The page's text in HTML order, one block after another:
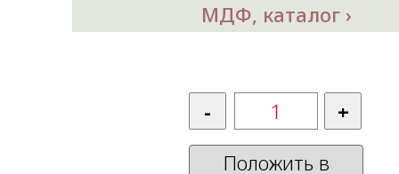
МДФ, каталог
Положить в